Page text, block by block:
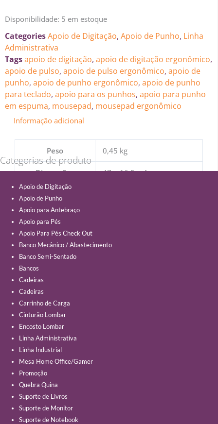
Disponibilidade: 5 em estoque
CategoriesApoio de Digitação, Apoio de Punho, Linha
Administrativa
Tagsapoio de digitação, apoio de digitação ergonômico,
apoio de pulso, apoio de pulso ergonômico, apoio de
punho, apoio de punho ergonômico, apoio de punho
para teclado, apoio para os punhos, apoio para punho
em espuma, mousepad, mousepad ergonômico
Informação adicional
Peso 0,45 kg
Dimensões 47 × 16,5 × 4 cm
Categorias de produto
Apoio de Digitação
Apoio de Punho
Apoio para Antebraço
Apoio para Pés
Apoio Para Pés Check Out
Banco Mecânico / Abastecimento
Banco Semi-Sentado
Bancos
Cadeiras
Cadeiras
Carrinho de Carga
Cinturão Lombar
Encosto Lombar
Linha Administrativa
Linha Industrial
Mesa Home Office/Gamer
Promoção
Quebra Quina
Suporte de Livros
Suporte de Monitor
Suporte de Notebook